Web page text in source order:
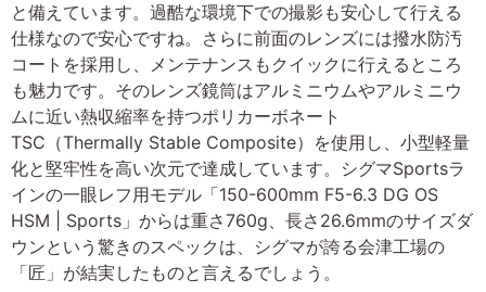
と備えています。過酷な環境下での撮影も安心して行える
仕様なので安心ですね。さらに前面のレンズには撥水防汚
コートを採用し、メンテナンスもクイックに行えるところ
も魅力です。そのレンズ鏡筒はアルミニウムやアルミニウ
ムに近い熱収縮率を持つポリカーボネート
TSC（Thermally Stable Composite）を使用し、小型軽量
化と堅牢性を高い次元で達成しています。シグマSportsラ
インの一眼レフ用モデル「150-600mm F5-6.3 DG OS
HSM | Sports」からは重さ760g、長さ26.6mmのサイズダ
ウンという驚きのスペックは、シグマが誇る会津工場の
「匠」が結実したものと言えるでしょう。